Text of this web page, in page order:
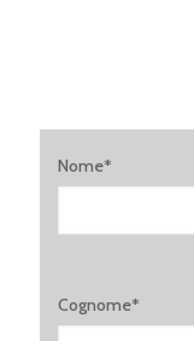
Nome*
Cognome*